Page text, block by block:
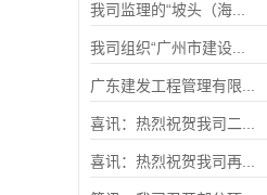
我司监理的“坡头（海...
我司组织“广州市建设...
广东建发工程管理有限...
喜讯：热烈祝贺我司二...
喜讯：热烈祝贺我司再...